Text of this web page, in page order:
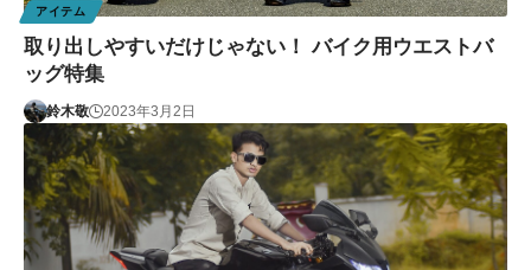
アイテム
取り出しやすいだけじゃない！ バイク用ウエストバ
ッグ特集
鈴木敬 2023年3月2日